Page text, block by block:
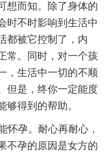
想而知。除了身体的
时不时影响到生活中
都被它控制了，内
常。同时，对一个孩
，生活中一切的不顺
但是，终你一定能度
得到的帮助。
怀孕。耐心再耐心，
不孕的原因是女方的